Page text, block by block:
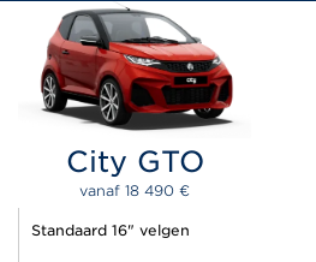
City GTO
vanaf 18 490 €
Standaard 16" velgen